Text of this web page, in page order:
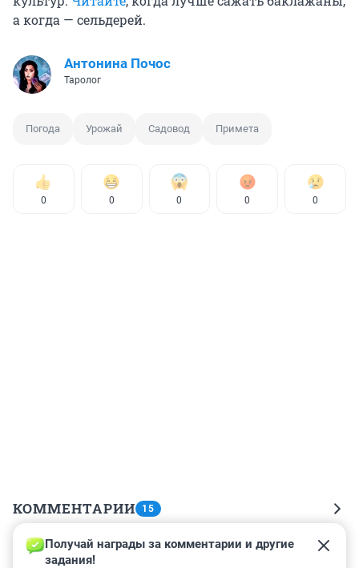
а когда — сельдерей.
Антонина Почос
Таролог
Погода Урожай Садовод Примета
0 0 0 0 0
КОММЕНТАРИИ 15
Гость
26 февраля 2023, 21:18
Получай награды за комментарии и другие
задания!